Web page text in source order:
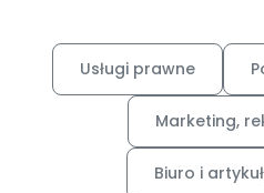
Usługi prawne
Marketing,
Biuro i